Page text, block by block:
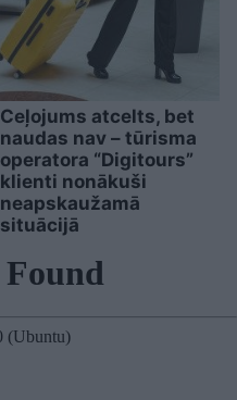
Ceļojums atcelts, bet
naudas nav – tūrisma
operatora “Digitours”
klienti nonākuši
neapskaužamā
situācijā